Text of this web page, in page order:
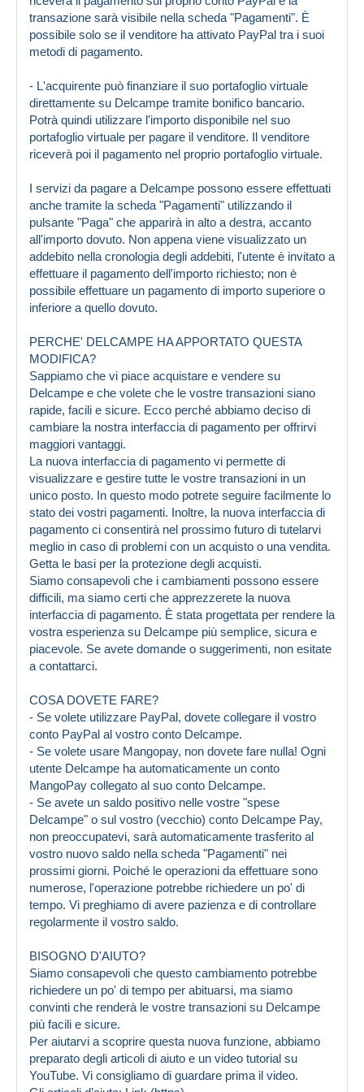
transazione sarà visibile nella scheda "Pagamenti". È
possibile solo se il venditore ha attivato PayPal tra i suoi
metodi di pagamento.
- L'acquirente può finanziare il suo portafoglio virtuale
direttamente su Delcampe tramite bonifico bancario.
Potrà quindi utilizzare l'importo disponibile nel suo
portafoglio virtuale per pagare il venditore. Il venditore
riceverà poi il pagamento nel proprio portafoglio virtuale.
I servizi da pagare a Delcampe possono essere effettuati
anche tramite la scheda "Pagamenti" utilizzando il
pulsante "Paga" che apparirà in alto a destra, accanto
all'importo dovuto. Non appena viene visualizzato un
addebito nella cronologia degli addebiti, l'utente è invitato a
effettuare il pagamento dell'importo richiesto; non è
possibile effettuare un pagamento di importo superiore o
inferiore a quello dovuto.
PERCHE' DELCAMPE HA APPORTATO QUESTA
MODIFICA?
Sappiamo che vi piace acquistare e vendere su
Delcampe e che volete che le vostre transazioni siano
rapide, facili e sicure. Ecco perché abbiamo deciso di
cambiare la nostra interfaccia di pagamento per offrirvi
maggiori vantaggi.
La nuova interfaccia di pagamento vi permette di
visualizzare e gestire tutte le vostre transazioni in un
unico posto. In questo modo potrete seguire facilmente lo
stato dei vostri pagamenti. Inoltre, la nuova interfaccia di
pagamento ci consentirà nel prossimo futuro di tutelarvi
meglio in caso di problemi con un acquisto o una vendita.
Getta le basi per la protezione degli acquisti.
Siamo consapevoli che i cambiamenti possono essere
difficili, ma siamo certi che apprezzerete la nuova
interfaccia di pagamento. È stata progettata per rendere la
vostra esperienza su Delcampe più semplice, sicura e
piacevole. Se avete domande o suggerimenti, non esitate
a contattarci.
COSA DOVETE FARE?
- Se volete utilizzare PayPal, dovete collegare il vostro
conto PayPal al vostro conto Delcampe.
- Se volete usare Mangopay, non dovete fare nulla! Ogni
utente Delcampe ha automaticamente un conto
MangoPay collegato al suo conto Delcampe.
- Se avete un saldo positivo nelle vostre "spese
Delcampe" o sul vostro (vecchio) conto Delcampe Pay,
non preoccupatevi, sarà automaticamente trasferito al
vostro nuovo saldo nella scheda "Pagamenti" nei
prossimi giorni. Poiché le operazioni da effettuare sono
numerose, l'operazione potrebbe richiedere un po' di
tempo. Vi preghiamo di avere pazienza e di controllare
regolarmente il vostro saldo.
BISOGNO D'AIUTO?
Siamo consapevoli che questo cambiamento potrebbe
richiedere un po' di tempo per abituarsi, ma siamo
convinti che renderà le vostre transazioni su Delcampe
più facili e sicure.
Per aiutarvi a scoprire questa nuova funzione, abbiamo
preparato degli articoli di aiuto e un video tutorial su
YouTube. Vi consigliamo di guardare prima il video.